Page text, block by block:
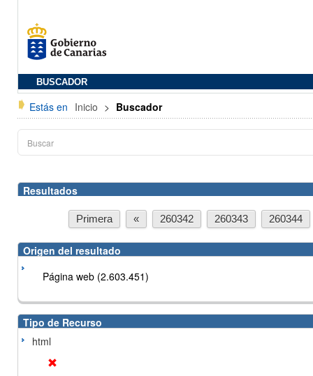
BUSCADOR
Estás en Inicio > Buscador
Resultados
Primera « 260342 260343 260344
Origen del resultado
Página web (2.603.451)
Tipo de Recurso
html